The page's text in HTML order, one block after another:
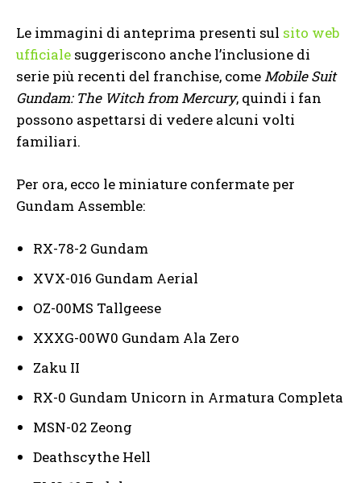
Le immagini di anteprima presenti sul sito web
ufficiale suggeriscono anche l’inclusione di
serie più recenti del franchise, comeMobile Suit
Gundam: The Witch from Mercury, quindi i fan
possono aspettarsi di vedere alcuni volti
familiari.
Per ora, ecco le miniature confermate per
Gundam Assemble:
RX-78-2 Gundam
XVX-016 Gundam Aerial
OZ-00MS Tallgeese
XXXG-00W0 Gundam Ala Zero
Zaku II
RX-0 Gundam Unicorn in Armatura Completa
MSN-02 Zeong
Deathscythe Hell